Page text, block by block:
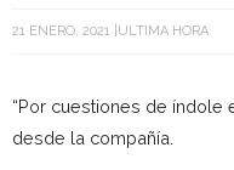
21 ENERO, 2021 ULTIMA HORA
“Por cuestiones de índole
desde la compañía.